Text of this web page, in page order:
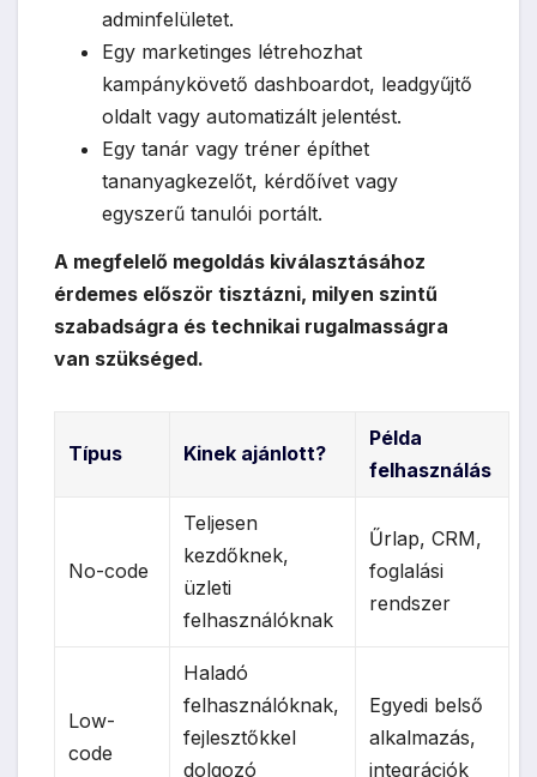
adminfelületet.
Egy marketinges létrehozhat
kampánykövető dashboardot, leadgyűjtő
oldalt vagy automatizált jelentést.
Egy tanár vagy tréner építhet
tananyagkezelőt, kérdőívet vagy
egyszerű tanulói portált.
A megfelelő megoldás kiválasztásához
érdemes először tisztázni, milyen szintű
szabadságra és technikai rugalmasságra
van szükséged.
Típus Kinek ajánlott?
Példa
felhasználás
No-code
Teljesen
kezdőknek,
üzleti
felhasználóknak
Űrlap, CRM,
foglalási
rendszer
Low-
code
Haladó
felhasználóknak,
fejlesztőkkel
dolgozó
Egyedi belső
alkalmazás,
integrációk